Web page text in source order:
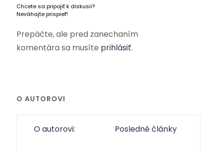
Chcete sa pripojiť k diskusii?
Neváhajte prispieť!
Prepáčte, ale pred zanechaním
komentára sa musíte prihlásiť.
O AUTOROVI
O autorovi: Posledné články